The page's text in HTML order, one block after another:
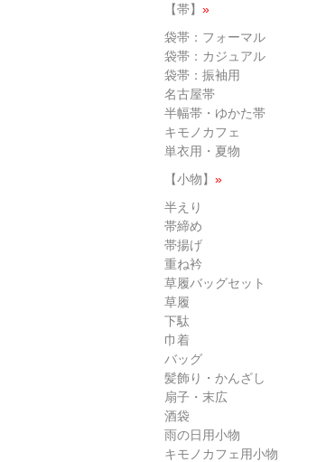
【帯】 »
袋帯：フォーマル
袋帯：カジュアル
袋帯：振袖用
名古屋帯
半幅帯・ゆかた帯
キモノカフェ
単衣用・夏物
【小物】 »
半えり
帯締め
帯揚げ
重ね衿
草履バッグセット
草履
下駄
巾着
バッグ
髪飾り・かんざし
扇子・末広
酒袋
雨の日用小物
キモノカフェ用小物